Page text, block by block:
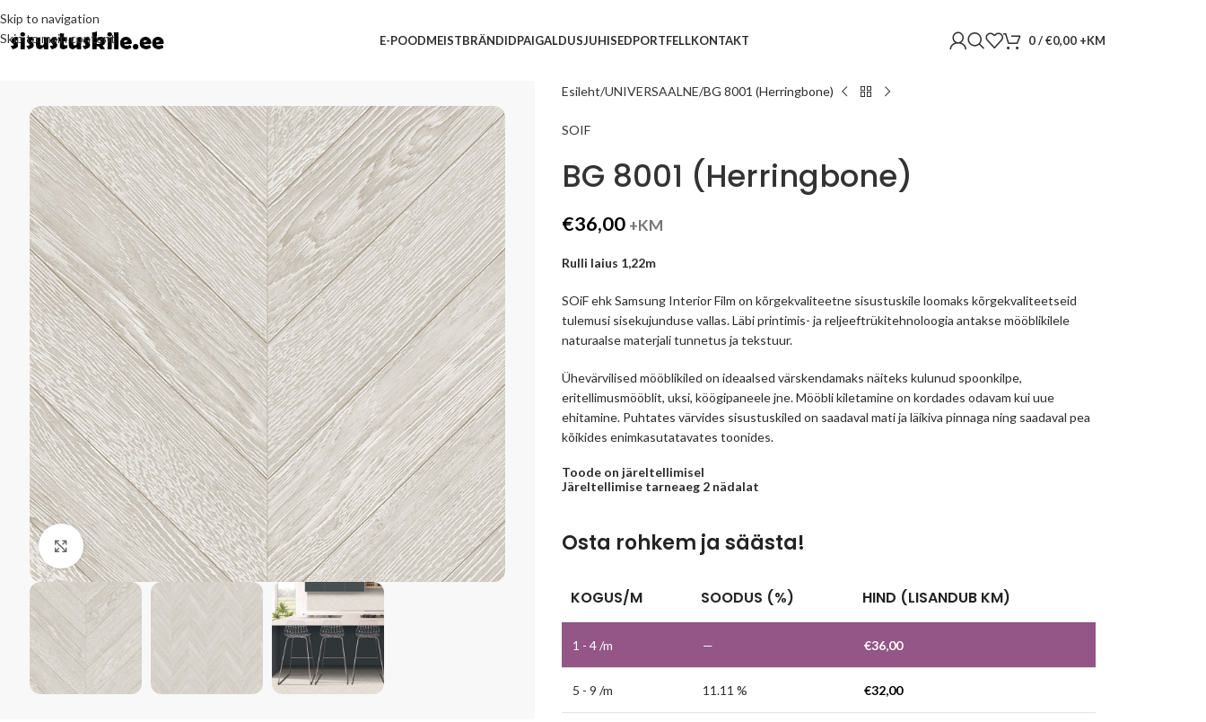
Skip to navigation
Skip to main content
E-POODMEISTBRÄNDIDPAIGALDUSJUHISEDPORTFELLKONTAKT 0/€0,00
Kliki suurendamiseks
Esileht UNIVERSAALNE BG 8001 (Herringbone)
SOIF
BG 8001 (Herringbone)
€36,00 +KM
Rulli laius 1,22m
SOiF ehk Samsung Interior Film on kõrgekvaliteetne sisustuskile loomaks kõrgekvaliteetseid
tulemusi sisekujunduse vallas. Läbi printimis- ja reljeeftrükitehnoloogia antakse mööblikilele
naturaalse materjali tunnetus ja tekstuur.
Ühevärvilised mööblikiled on ideaalsed värskendamaks näiteks kulunud spoonkilpe,
eritellimusmööblit, uksi, köögipaneele jne. Mööbli kiletamine on kordades odavam kui uue
ehitamine. Puhtates värvides sisustuskiled on saadaval mati ja läikiva pinnaga ning saadaval pea
kõikides enimkasutatavates toonides.
Toode on järeltellimisel
Järeltellimise tarneaeg 2 nädalat
Osta rohkem ja säästa!
KOGUS/M SOODUS (%) HIND (LISANDUB KM)
1 - 4/m — €36,00
5 - 9 /m 11.11 % €32,00